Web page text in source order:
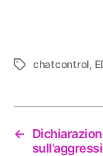
Tag chatcontrol,
←